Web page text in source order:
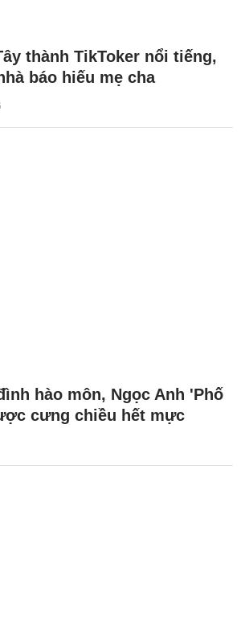
thành TikToker nổi tiếng,
báo hiếu mẹ cha
hào môn, Ngọc Anh 'Phố
cưng chiều hết mực